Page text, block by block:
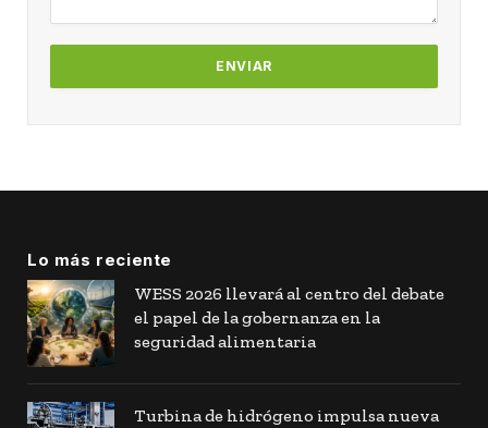
Lo más reciente
WESS 2026 llevará al centro del debate
el papel de la gobernanza en la
seguridad alimentaria
Turbina de hidrógeno impulsa nueva